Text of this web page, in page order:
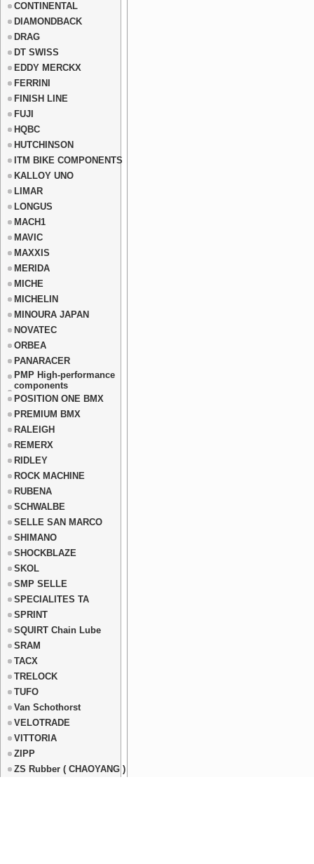
CONTINENTAL
DIAMONDBACK
DRAG
DT SWISS
EDDY MERCKX
FERRINI
FINISH LINE
FUJI
HQBC
HUTCHINSON
ITM BIKE COMPONENTS
KALLOY UNO
LIMAR
LONGUS
MACH1
MAVIC
MAXXIS
MERIDA
MICHE
MICHELIN
MINOURA JAPAN
NOVATEC
ORBEA
PANARACER
PMP High-performance
components
POSITION ONE BMX
PREMIUM BMX
RALEIGH
REMERX
RIDLEY
ROCK MACHINE
RUBENA
SCHWALBE
SELLE SAN MARCO
SHIMANO
SHOCKBLAZE
SKOL
SMP SELLE
SPECIALITES TA
SPRINT
SQUIRT Chain Lube
SRAM
TACX
TRELOCK
TUFO
Van Schothorst
VELOTRADE
VITTORIA
ZIPP
ZS Rubber ( CHAOYANG )